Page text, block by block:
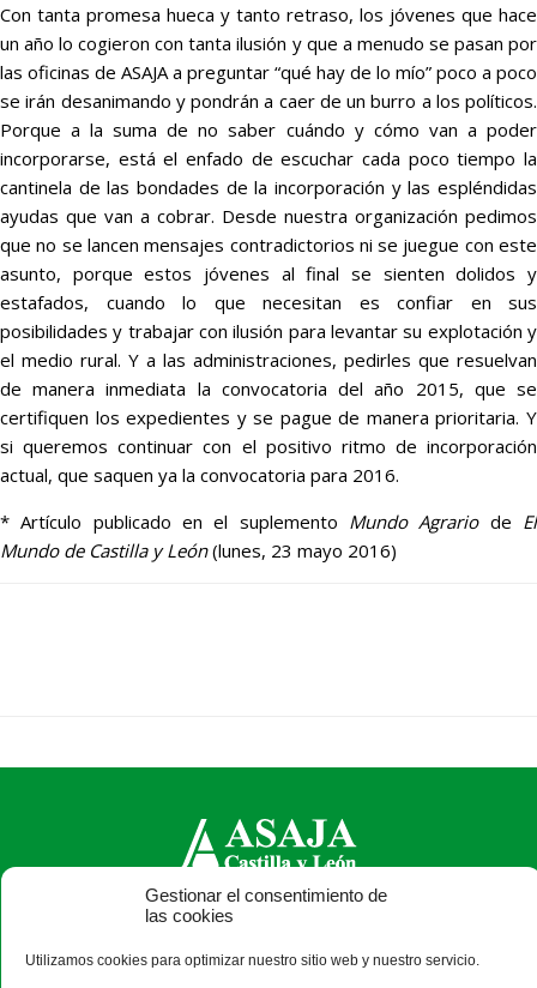
Gestionar el consentimiento de
las cookies
Utilizamos cookies para optimizar nuestro sitio web y nuestro servicio.
Con tanta promesa hueca y tanto retraso, los jóvenes que hace
un año lo cogieron con tanta ilusión y que a menudo se pasan por
las oficinas de ASAJA a preguntar “qué hay de lo mío” poco a poco
se irán desanimando y pondrán a caer de un burro a los políticos.
Porque a la suma de no saber cuándo y cómo van a poder
incorporarse, está el enfado de escuchar cada poco tiempo la
cantinela de las bondades de la incorporación y las espléndidas
ayudas que van a cobrar. Desde nuestra organización pedimos
que no se lancen mensajes contradictorios ni se juegue con este
asunto, porque estos jóvenes al final se sienten dolidos y
estafados, cuando lo que necesitan es confiar en sus
posibilidades y trabajar con ilusión para levantar su explotación y
el medio rural. Y a las administraciones, pedirles que resuelvan
de manera inmediata la convocatoria del año 2015, que se
certifiquen los expedientes y se pague de manera prioritaria. Y
si queremos continuar con el positivo ritmo de incorporación
actual, que saquen ya la convocatoria para 2016.
* Artículo publicado en el suplemento Mundo Agrario de El
Mundo de Castilla y León(lunes, 23 mayo 2016)
ASAJA Castilla y León - Jóvenes Agricultores
Calle Monasterio de Santa Isabel, nº 6 (bajo). CP 47015
Valladolid - España · Tel.: +34 983 472 350 ·